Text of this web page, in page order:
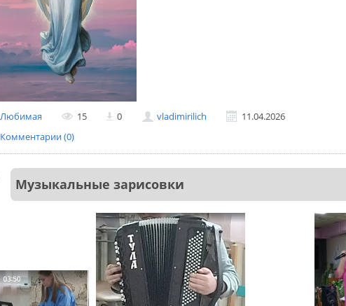
Любимая 15 0 vladimirilich
11.04.2026
Комментарии (0)
Музыкальные зарисовки